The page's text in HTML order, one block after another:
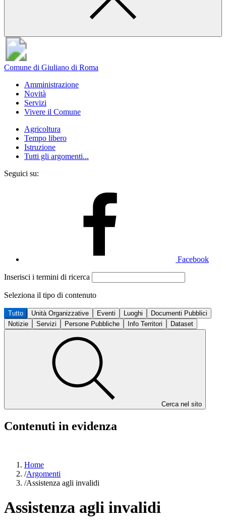
Comune di Giuliano di Roma
Amministrazione
Novità
Servizi
Vivere il Comune
Agricoltura
Tempo libero
Istruzione
Tutti gli argomenti...
Seguici su:
Facebook
Inserisci i termini di ricerca
Seleziona il tipo di contenuto
Tutto Unità Organizzative Eventi Luoghi
Documenti Pubblici
Notizie
Servizi Persone Pubbliche Info Territori Dataset
Cerca nel sito
Contenuti in evidenza
Home
/Argomenti
/Assistenza agli invalidi
Assistenza agli invalidi